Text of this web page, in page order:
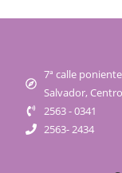
7ª calle
Salvador,
2563 - 0341
2563- 2434